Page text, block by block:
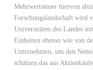
Mehrwertsteuer hiervon
Forschungslandschaft wird
Universitäten des Landes
Einheiten ebenso wie von
Unternehmen, um den
schätzen das aus